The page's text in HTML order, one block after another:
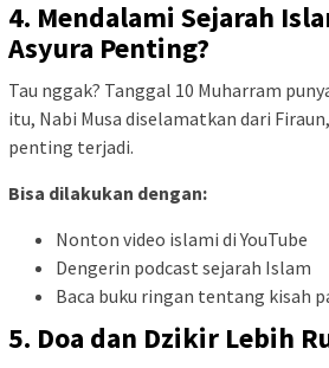
4. Mendalami Sejarah
Asyura Penting?
Tau nggak? Tanggal 10 Muharram
itu, Nabi Musa diselamatkan dari
penting terjadi.
Bisa dilakukan dengan:
Nonton video islami di YouTube
Dengerin podcast sejarah Islam
Baca buku ringan tentang kisah
5. Doa dan Dzikir Lebih